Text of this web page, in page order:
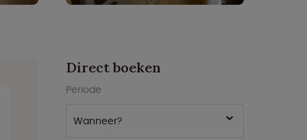
Direct boeken
Periode
Wanneer?